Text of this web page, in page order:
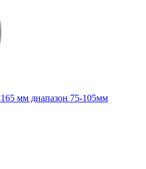
мм диапазон 75-105мм